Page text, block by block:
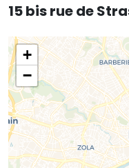
15 bis rue de
+
−